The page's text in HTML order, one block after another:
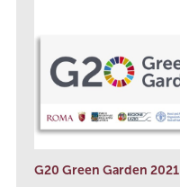
G20 Green Garden 2021